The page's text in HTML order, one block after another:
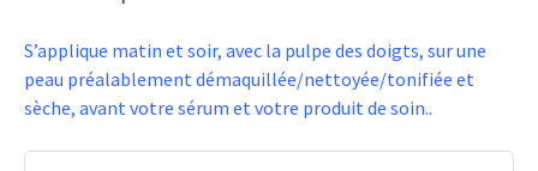
S’applique matin et soir, avec la pulpe des doigts, sur une
peau préalablement démaquillée/nettoyée/tonifiée et
sèche, avant votre sérum et votre produit de soin..